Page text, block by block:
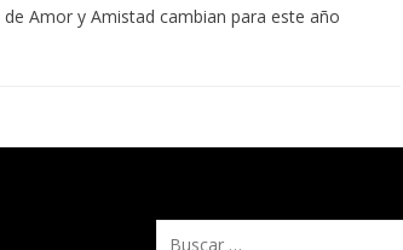
de Amor y Amistad cambian para este año
Buscar: